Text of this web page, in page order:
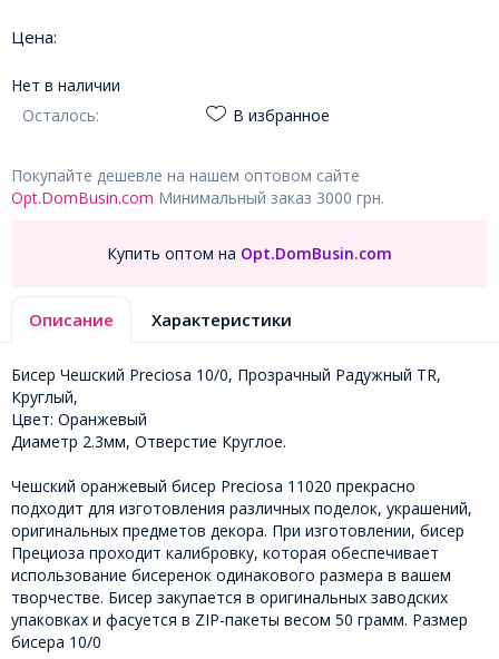
Цена:
Нет в наличии
Осталось:
В избранное
Покупайте дешевле на нашем оптовом сайте
Opt.DomBusin.com Минимальный заказ 3000 грн.
Купить оптом на Opt.DomBusin.com
Описание Характеристики
Бисер Чешский Preciosa 10/0, Прозрачный Радужный TR,
Круглый,
Цвет: Оранжевый
Диаметр 2.3мм, Отверстие Круглое.
Чешский оранжевый бисер Preciosa 11020 прекрасно
подходит для изготовления различных поделок, украшений,
оригинальных предметов декора. При изготовлении, бисер
Прециоза проходит калибровку, которая обеспечивает
использование бисеренок одинакового размера в вашем
творчестве. Бисер закупается в оригинальных заводских
упаковках и фасуется в ZIP-пакеты весом 50 грамм. Размер
бисера 10/0